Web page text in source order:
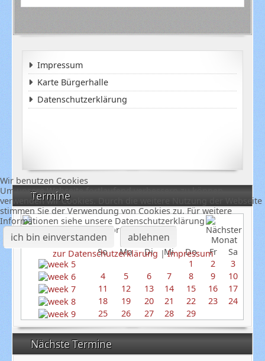
Termine
Februar 2024
So
Mo Di Mi Do Fr
Sa
1
2
3
4
5 6 7 8 9
10
11
12 13 14 15 16
17
18
19 20 21 22 23
24
25
26 27 28 29
Nächste Termine
Impressum
Karte Bürgerhalle
Datenschutzerklärung
Wir benutzen Cookies
Um unsere Webseite fortlaufend verbessern zu können,
verwenden wir Cookies. Durch die weitere Nutzung der Webseite
stimmen Sie der Verwendung von Cookies zu. Für weitere
Informationen siehe unsere Datenschutzerklärung
ich bin einverstanden ablehnen
zur Datenschutzerklärung |Impressum